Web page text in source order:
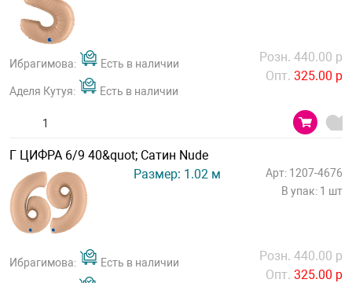
Ибрагимова: Есть в наличии
Аделя Кутуя: Есть в наличии
Розн. 440.00 р
Опт. 325.00 р
Г ЦИФРА 6/9 40&quot; Сатин Nude
Размер: 1.02 м
Арт: 1207-4676
В упак: 1 шт
Ибрагимова: Есть в наличии
Розн. 440.00 р
Опт. 325.00 р